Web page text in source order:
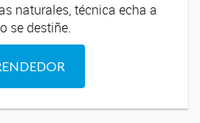
naturales, técnica echa a
se destiñe.